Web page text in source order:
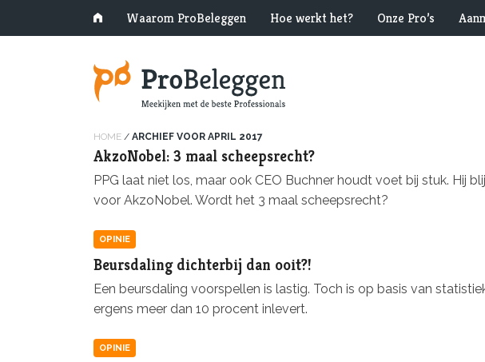
Waarom ProBeleggen Hoe werkt het? Onze Pro’s
HOME / ARCHIEF VOOR APRIL 2017
AkzoNobel: 3 maal scheepsrecht?
PPG laat niet los, maar ook CEO Buchner houdt voet bij stuk. Hij
voor AkzoNobel. Wordt het 3 maal scheepsrecht?
OPINIE
Beursdaling dichterbij dan ooit?!
Een beursdaling voorspellen is lastig. Toch is op basis van
ergens meer dan 10 procent inlevert.
OPINIE